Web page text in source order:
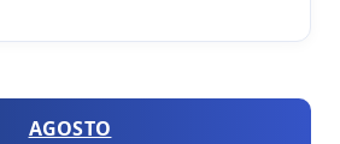
AGOSTO